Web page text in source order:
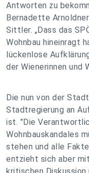
Antworten zu
Bernadette
Sittler. „Dass das
Wohnbau hineinragt
lückenlose
der Wienerinnen und
Die nun von der
Stadtregierung an
ist. "Die
Wohnbauskandales
stehen und alle
entzieht sich aber